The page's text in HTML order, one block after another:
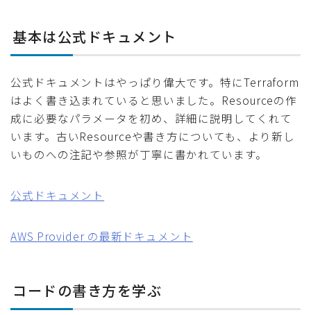
基本は公式ドキュメント
公式ドキュメントはやっぱり偉大です。特にTerraform
はよく書き込まれていると思いました。Resourceの作
成に必要なパラメータを初め、詳細に説明してくれて
います。古いResourceや書き方についても、より新し
いものへの注記や参照が丁寧に書かれています。
公式ドキュメント
AWS Provider の最新ドキュメント
コードの書き方を学ぶ